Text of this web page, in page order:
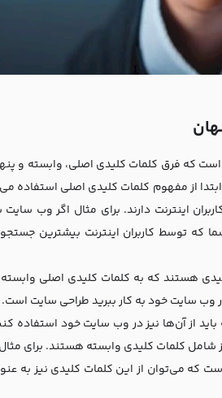
که فرق کلمات کلیدی اصلی، وابسته و
از مفهوم کلمات کلیدی اصلی
اینترنت دارند. برای مثال اگر وب
که توسط کاربران اینترنت بیشترین
هستند که به کلمات کلیدی اصلی
وب سایت خود به کار ببرید طراحی سایت
از آن‌ها نیز در وب سایت خود استفاده
کلمات کلیدی وابسته هستند. برای
که می‌توان از این کلمات کلیدی نیز به